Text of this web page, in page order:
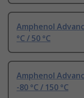
Amphenol
°C / 50 °C
Amphenol
-80 °C / 150 °C